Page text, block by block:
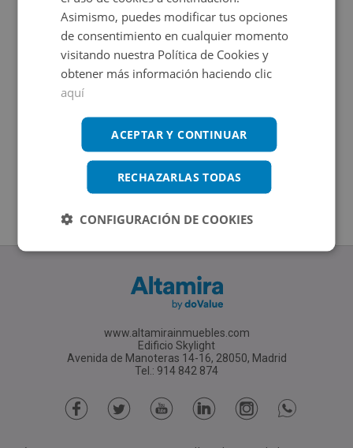
Consultar precio
+ 61m2
www.altamirainmuebles.com
Edificio Skylight
Avenida de Manoteras 14-16, 28050, Madrid
Tel.: 914 842 874
Asimismo, puedes modificar tus opciones
de consentimiento en cualquier momento
visitando nuestra Política de Cookies y
obtener más información haciendo clic
aquí
ACEPTAR Y CONTINUAR
RECHAZARLAS TODAS
CONFIGURACIÓN DE COOKIES